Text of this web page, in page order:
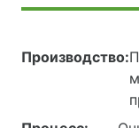
Производство: